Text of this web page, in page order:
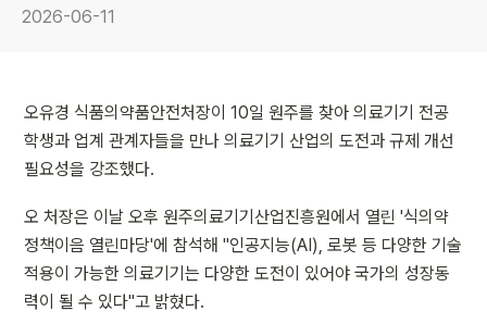
2026-06-11
오유경 식품의약품안전처장이 10일 원주를 찾아 의료기기 전공
학생과 업계 관계자들을 만나 의료기기 산업의 도전과 규제 개선
필요성을 강조했다.
오 처장은 이날 오후 원주의료기기산업진흥원에서 열린 '식의약
정책이음 열린마당'에 참석해 "인공지능(AI), 로봇 등 다양한 기술
적용이 가능한 의료기기는 다양한 도전이 있어야 국가의 성장동
력이 될 수 있다"고 밝혔다.